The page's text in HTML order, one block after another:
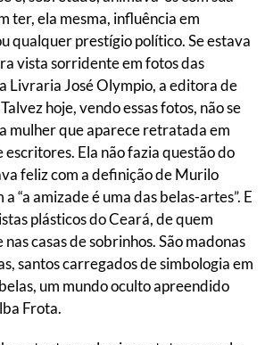
ter, ela mesma, influência em
qualquer prestígio político. Se estava
vista sorridente em fotos das
Livraria José Olympio, a editora de
hoje, vendo essas fotos, não se
mulher que aparece retratada em
escritores. Ela não fazia questão do
feliz com a definição de Murilo
“a amizade é uma das belas-artes”. E
plásticos do Ceará, de quem
casas de sobrinhos. São madonas
santos carregados de simbologia em
um mundo oculto apreendido
Frota.